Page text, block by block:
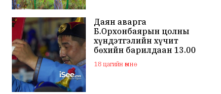
Даян аварга
Б.Орхонбаярын цолны
хүндэтгэлийн хүчит
бөхийн барилдаан 13.00
цагаас эхэлнэ
18 цагийн өмнө